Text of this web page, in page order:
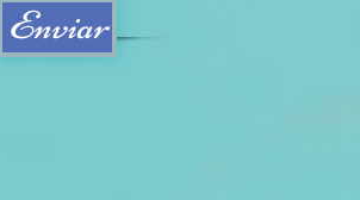
Enviar